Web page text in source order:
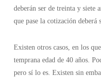
deberán ser de treinta y siete
que pase la cotización deberá
Existen otros casos, en los
temprana edad de 40 años.
pero sí lo es. Existen sin